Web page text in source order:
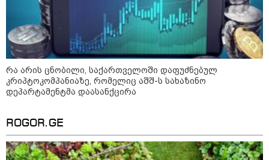
განსაჯეთ, რამდენად
შესაძლებელია აქ ადამიანის
გადავარდნა" - რა კადრებს
აქვეყნებს კობა ახალაძე
მლეთიდან, სადაც 12 წლის წინ
გურამ დადიანიძე გაუჩინარდა?
პოლიტიკა
რა არის ცნობილი, საქართველოში დაფუძნებულ
კრიპტოკომპანიაზე, რომელიც აშშ-ს სახაზინო
დეპარტამენტმა დაასანქცირა
ROGOR.GE